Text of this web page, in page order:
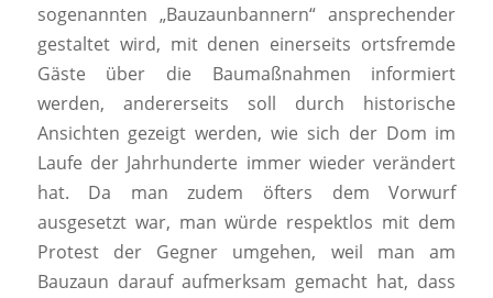
sogenannten „Bauzaunbannern“ ansprechender
gestaltet wird, mit denen einerseits ortsfremde
Gäste über die Baumaßnahmen informiert
werden, andererseits soll durch historische
Ansichten gezeigt werden, wie sich der Dom im
Laufe der Jahrhunderte immer wieder verändert
hat. Da man zudem öfters dem Vorwurf
ausgesetzt war, man würde respektlos mit dem
Protest der Gegner umgehen, weil man am
Bauzaun darauf aufmerksam gemacht hat, dass